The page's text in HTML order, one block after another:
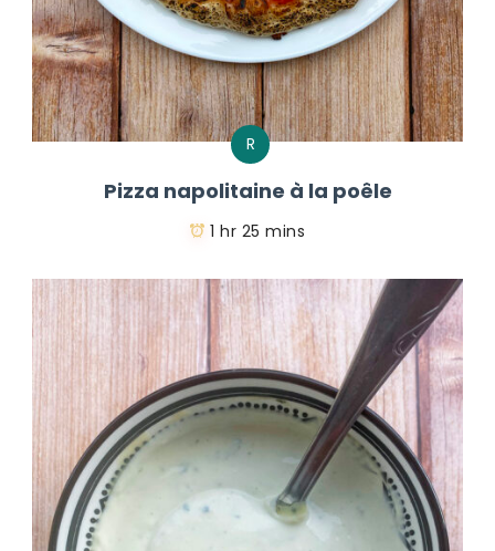
R
Pizza napolitaine à la poêle
1 hr 25 mins